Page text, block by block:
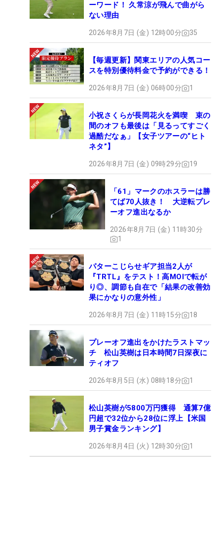
ーワード！ 久常涼が飛んで曲がら
ない理由
2026年8月7日 (金) 12時00分 35
【毎週更新】関東エリアの人気コー
スを特別優待料金で予約ができる！
2026年8月7日 (金) 06時00分 1
小祝さくらが長岡花火を満喫 束の
間のオフも最後は「見るってすごく
過酷だなぁ」【女子ツアーの“ヒト
ネタ”】
2026年8月7日 (金) 09時29分 19
「61」マークのホスラーは勝
てば70人抜き！ 大逆転プレ
ーオフ進出なるか
2026年8月7日 (金) 11時30分
1
パターこじらせギア担当2人が
『TRTL』をテスト！高MOIで転が
り◎、調節も自在で「結果の改善効
果にかなりの意外性」
2026年8月7日 (金) 11時15分 18
プレーオフ進出をかけたラストマッ
チ 松山英樹は日本時間7日深夜に
ティオフ
2026年8月5日 (水) 08時18分 1
松山英樹が5800万円獲得 通算7億
円超で32位から28位に浮上【米国
男子賞金ランキング】
2026年8月4日 (火) 12時30分 1